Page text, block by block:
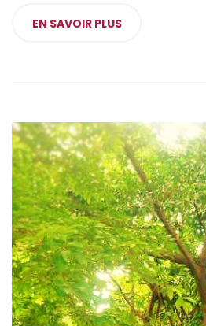
EN SAVOIR PLUS